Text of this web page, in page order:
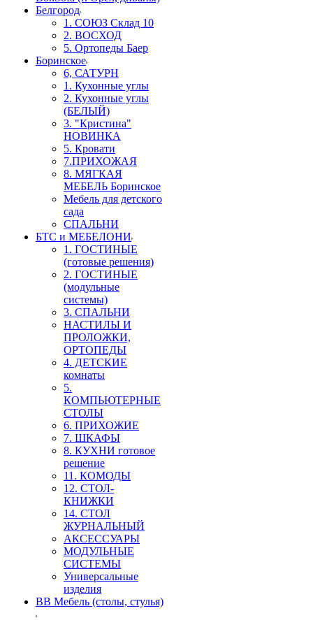
Белгород
1. СОЮЗ Склад 10
2. ВОСХОД
5. Ортопеды Баер
Боринское
6, САТУРН
1. Кухонные углы
2. Кухонные углы
(БЕЛЫЙ)
3. "Кристина"
НОВИНКА
5. Кровати
7.ПРИХОЖАЯ
8. МЯГКАЯ
МЕБЕЛЬ Боринское
Мебель для детского
сада
СПАЛЬНИ
БТС и МЕБЕЛОНИ
1. ГОСТИНЫЕ
(готовые решения)
2. ГОСТИНЫЕ
(модульные
системы)
3. СПАЛЬНИ
НАСТИЛЫ И
ПРОЛОЖКИ,
ОРТОПЕДЫ
4. ДЕТСКИЕ
комнаты
5.
КОМПЬЮТЕРНЫЕ
СТОЛЫ
6. ПРИХОЖИЕ
7. ШКАФЫ
8. КУХНИ готовое
решение
11. КОМОДЫ
12. СТОЛ-
КНИЖКИ
14. СТОЛ
ЖУРНАЛЬНЫЙ
АКСЕССУАРЫ
МОДУЛЬНЫЕ
СИСТЕМЫ
Универсальные
изделия
ВВ Мебель (столы, стулья)